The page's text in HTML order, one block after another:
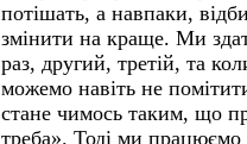
потішать, а навпаки,
змінити на краще. Ми
раз, другий, третій, та
можемо навіть не
стане чимось таким, що
треба». Тоді ми